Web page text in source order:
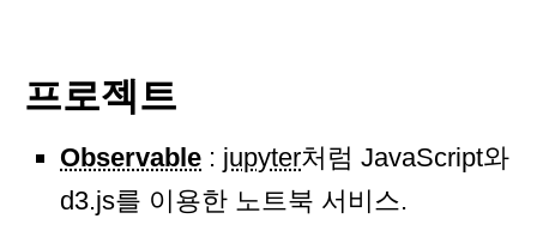
프로젝트
Observable : jupyter처럼 JavaScript와
d3.js를 이용한 노트북 서비스.